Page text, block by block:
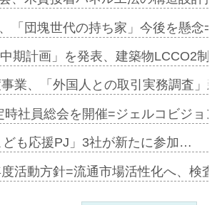
「団塊世代の持ち家」今後を懸
期計画」を発表、建築物LCCO2
業、「外国人との取引実務調査
時社員総会を開催=ジェルコビジ
も応援PJ」3社が新たに参加…
活動方針=流通市場活性化へ、検